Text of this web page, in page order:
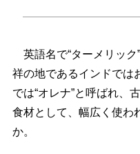
英語名で“ターメリック
祥の地であるインドでは
では“オレナ”と呼ばれ、
食材として、幅広く使わ
か。